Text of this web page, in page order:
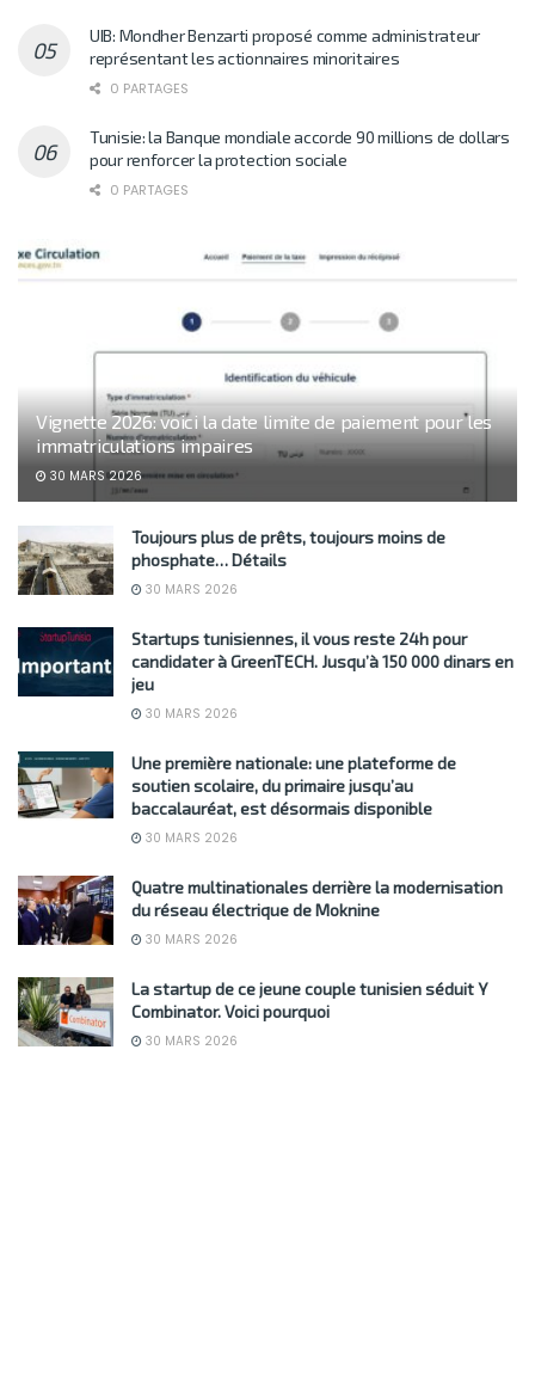
UIB: Mondher Benzarti proposé comme administrateur
représentant les actionnaires minoritaires
0 PARTAGES
Tunisie: la Banque mondiale accorde 90 millions de dollars
pour renforcer la protection sociale
0 PARTAGES
Vignette 2026: voici la date limite de paiement pour les
immatriculations impaires
30 MARS 2026
Toujours plus de prêts, toujours moins de
phosphate… Détails
30 MARS 2026
Startups tunisiennes, il vous reste 24h pour
candidater à GreenTECH. Jusqu’à 150 000 dinars en
jeu
30 MARS 2026
Une première nationale: une plateforme de
soutien scolaire, du primaire jusqu’au
baccalauréat, est désormais disponible
30 MARS 2026
Quatre multinationales derrière la modernisation
du réseau électrique de Moknine
30 MARS 2026
La startup de ce jeune couple tunisien séduit Y
Combinator. Voici pourquoi
30 MARS 2026